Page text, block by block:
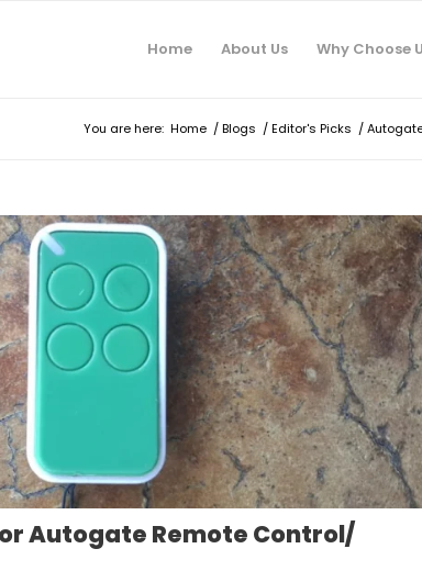
Home About Us Why Choose
You are here: Home /Blogs /Editor's Picks /
Autogate Remote Control/